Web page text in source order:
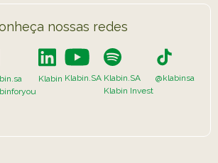
nossas redes
Klabin Klabin.SA Klabin.SA
Klabin Invest
@klabinsa